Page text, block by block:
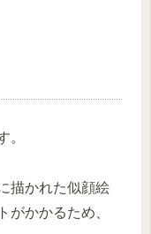
。
描かれた似顔絵
がかかるため、